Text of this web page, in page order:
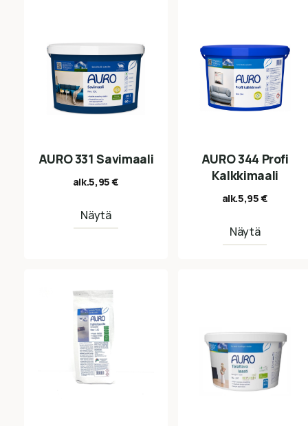
AURO 331 Savimaali
alk.5,95€
Näytä
AURO 344 Profi
Kalkkimaali
alk.5,95€
Näytä